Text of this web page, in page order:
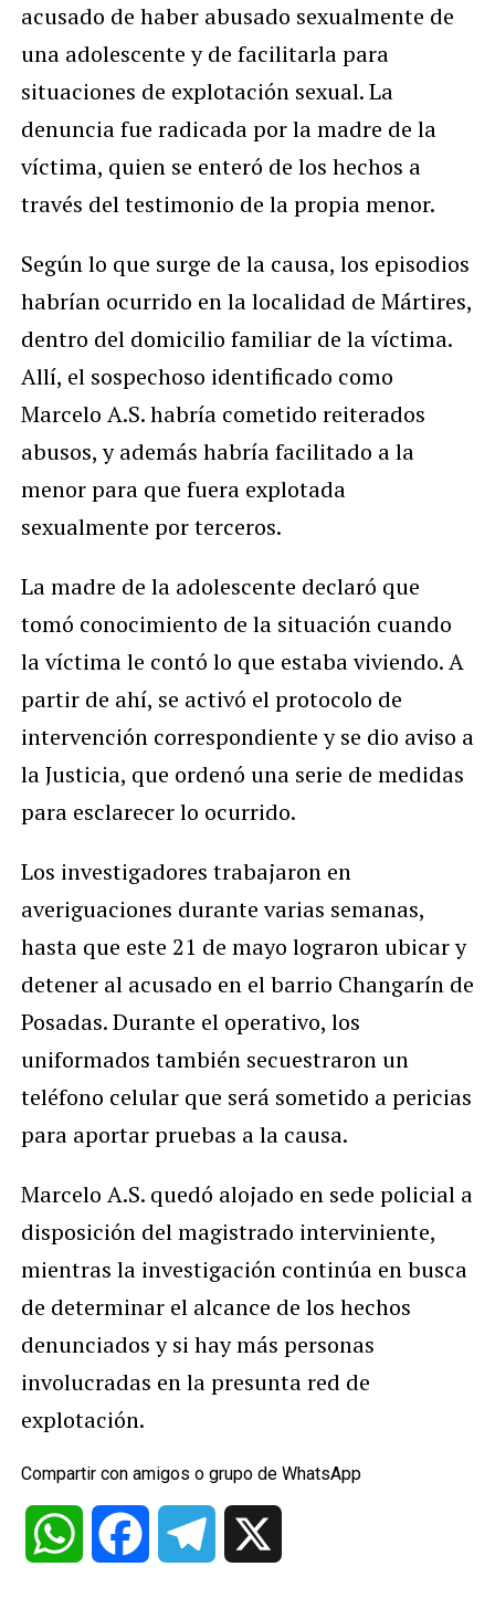
acusado de haber abusado sexualmente de
una adolescente y de facilitarla para
situaciones de explotación sexual. La
denuncia fue radicada por la madre de la
víctima, quien se enteró de los hechos a
través del testimonio de la propia menor.
Según lo que surge de la causa, los episodios
habrían ocurrido en la localidad de Mártires,
dentro del domicilio familiar de la víctima.
Allí, el sospechoso identificado como
Marcelo A.S. habría cometido reiterados
abusos, y además habría facilitado a la
menor para que fuera explotada
sexualmente por terceros.
La madre de la adolescente declaró que
tomó conocimiento de la situación cuando
la víctima le contó lo que estaba viviendo. A
partir de ahí, se activó el protocolo de
intervención correspondiente y se dio aviso a
la Justicia, que ordenó una serie de medidas
para esclarecer lo ocurrido.
Los investigadores trabajaron en
averiguaciones durante varias semanas,
hasta que este 21 de mayo lograron ubicar y
detener al acusado en el barrio Changarín de
Posadas. Durante el operativo, los
uniformados también secuestraron un
teléfono celular que será sometido a pericias
para aportar pruebas a la causa.
Marcelo A.S. quedó alojado en sede policial a
disposición del magistrado interviniente,
mientras la investigación continúa en busca
de determinar el alcance de los hechos
denunciados y si hay más personas
involucradas en la presunta red de
explotación.
Compartir con amigos o grupo de WhatsApp
WhatsApp Facebook Telegram